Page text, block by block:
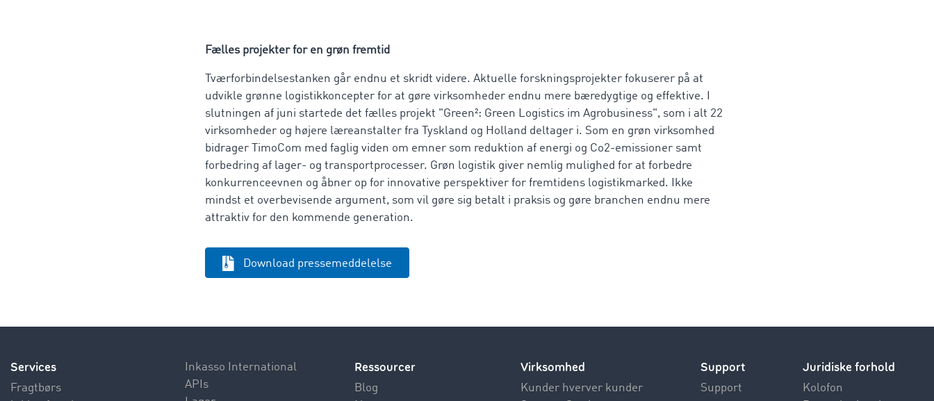
Fælles projekter for en grøn fremtid
Tværforbindelsestanken går endnu et skridt videre. Aktuelle forskningsprojekter fokuserer på at
udvikle grønne logistikkoncepter for at gøre virksomheder endnu mere bæredygtige og effektive. I
slutningen af juni startede det fælles projekt "Green²: Green Logistics im Agrobusiness", som i alt 22
virksomheder og højere læreanstalter fra Tyskland og Holland deltager i. Som en grøn virksomhed
bidrager TimoCom med faglig viden om emner som reduktion af energi og Co2-emissioner samt
forbedring af lager- og transportprocesser. Grøn logistik giver nemlig mulighed for at forbedre
konkurrenceevnen og åbner op for innovative perspektiver for fremtidens logistikmarked. Ikke
mindst et overbevisende argument, som vil gøre sig betalt i praksis og gøre branchen endnu mere
attraktiv for den kommende generation.
Download pressemeddelelse
Services
Fragtbørs
Inkasso International
APIs
Ressourcer
Blog
Virksomhed
Kunder hverver kunder
Support
Support
Juridiske forhold
Kolofon